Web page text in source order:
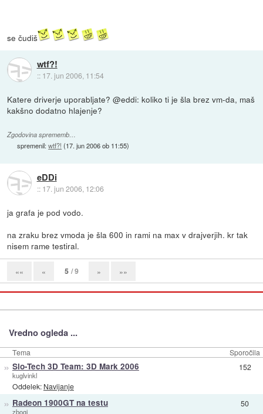
se čudiš
wtf?!
:: 17. jun 2006, 11:54
Katere driverje uporabljate? @eddi: koliko ti je šla brez vm-da, maš
kakšno dodatno hlajenje?
Zgodovina sprememb…
spremenil:wtf?! (17. jun 2006 ob 11:55)
eDDi
:: 17. jun 2006, 12:06
ja grafa je pod vodo.
na zraku brez vmoda je šla 600 in rami na max v drajverjih. kr tak
nisem rame testiral.
«« « 5 / 9 » »»
Vredno ogleda ...
Tema Sporočila
» Slo-Tech 3D Team: 3D Mark 2006
kuglvinkl
Oddelek: Navijanje
152
» Radeon 1900GT na testu
zbogi
50